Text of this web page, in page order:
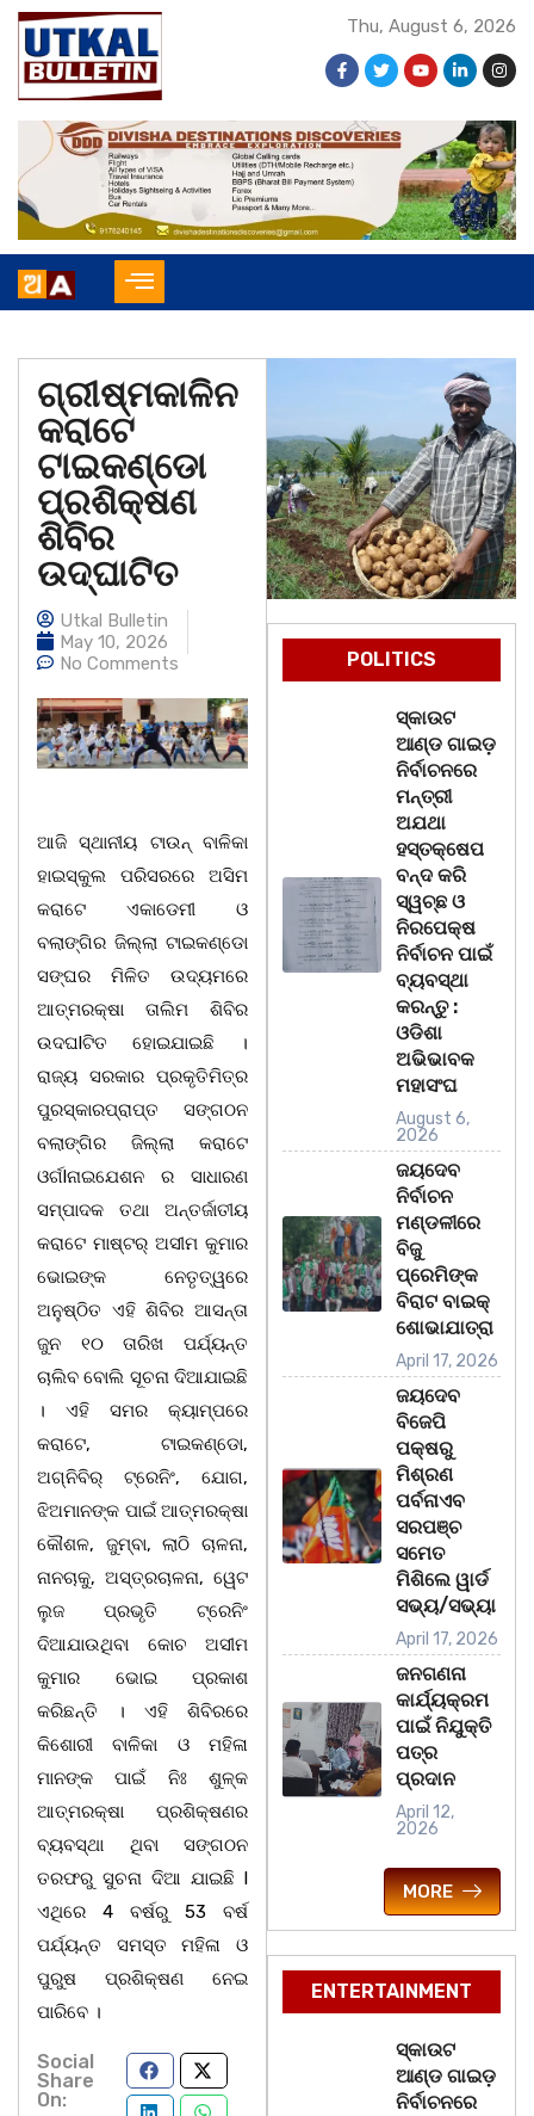
Thu, August 6, 2026
ଗ୍ରୀଷ୍ମକାଳିନ
କରାଟେ
ଟାଇକଣ୍ଡୋ
ପ୍ରଶିକ୍ଷଣ
ଶିବିର
ଉଦ୍‌ଘାଟିତ
Utkal Bulletin
May 10, 2026
No Comments
ଆଜି ସ୍ଥାନୀୟ ଟାଉନ୍ ବାଳିକା
ହାଇସ୍କୁଲ ପରିସରରେ ଅସିମ
କରାଟେ ଏକାଡେମୀ ଓ
ବଲାଙ୍ଗିର ଜିଲ୍ଲା ଟାଇକଣ୍ଡୋ
ସଙ୍ଘର ମିଳିତ ଉଦ୍ୟମରେ
ଆତ୍ମରକ୍ଷା ତାଲିମ ଶିବିର
ଉଦଘlଟିତ ହୋଇଯାଇଛି ।
ରାଜ୍ୟ ସରକାର ପ୍ରକୃତିମିତ୍ର
ପୁରସ୍କାରପ୍ରାପ୍ତ ସଙ୍ଗଠନ
ବଲାଙ୍ଗିର ଜିଲ୍ଲା କରାଟେ
ଓର୍ଗlନାଇଯେଶନ ର ସାଧାରଣ
ସମ୍ପାଦକ ତଥା ଅନ୍ତର୍ଜାତୀୟ
କରାଟେ ମାଷ୍ଟର୍ ଅସୀମ କୁମାର
ଭୋଇଙ୍କ ନେତୃତ୍ୱରେ
ଅନୁଷ୍ଠିତ ଏହି ଶିବିର ଆସନ୍ତା
ଜୁନ ୧୦ ତାରିଖ ପର୍ଯ୍ୟନ୍ତ
ଚାଲିବ ବୋଲି ସୂଚନା ଦିଆଯାଇଛି
। ଏହି ସମର କ୍ୟାମ୍ପରେ
କରାଟେ, ଟାଇକଣ୍ଡୋ,
ଅଗ୍ନିବିର୍ ଟ୍ରେନିଂ, ଯୋଗ,
ଝିଅମାନଙ୍କ ପାଇଁ ଆତ୍ମରକ୍ଷା
କୌଶଳ, ଜୁମ୍ବା, ଲାଠି ଚାଳନା,
ନାନଚାକୁ, ଅସ୍ତ୍ରଚାଳନା, ୱେଟ
ଲୁଜ ପ୍ରଭୃତି ଟ୍ରେନିଂ
ଦିଆଯାଉଥିବା କୋଚ ଅସୀମ
କୁମାର ଭୋଇ ପ୍ରକାଶ
କରିଛନ୍ତି । ଏହି ଶିବିରରେ
କିଶୋରୀ ବାଳିକା ଓ ମହିଳା
ମାନଙ୍କ ପାଇଁ ନିଃ ଶୁଳ୍କ
ଆତ୍ମରକ୍ଷା ପ୍ରଶିକ୍ଷଣର
ବ୍ୟବସ୍ଥା ଥିବା ସଙ୍ଗଠନ
ତରଫରୁ ସୁଚନା ଦିଆ ଯାଇଛି l
ଏଥିରେ 4 ବର୍ଷରୁ 53 ବର୍ଷ
ପର୍ଯ୍ୟନ୍ତ ସମସ୍ତ ମହିଳା ଓ
ପୁରୁଷ ପ୍ରଶିକ୍ଷଣ ନେଇ
ପାରିବେ ।
Social
Share
On:
POLITICS
ସ୍କାଉଟ
ଆଣ୍ଡ ଗାଇଡ଼
ନିର୍ବାଚନରେ
ମନ୍ତ୍ରୀ
ଅଯଥା
ହସ୍ତକ୍ଷେପ
ବନ୍ଦ କରି
ସ୍ୱଚ୍ଛ ଓ
ନିରପେକ୍ଷ
ନିର୍ବାଚନ ପାଇଁ
ବ୍ୟବସ୍ଥା
କରନ୍ତୁ :
ଓଡିଶା
ଅଭିଭାବକ
ମହାସଂଘ
August 6,
2026
ଜୟଦେବ
ନିର୍ବାଚନ
ମଣ୍ଡଳୀରେ
ବିଜୁ
ପ୍ରେମିଙ୍କ
ବିରାଟ ବାଇକ୍
ଶୋଭାଯାତ୍ରା
April 17, 2026
ଜୟଦେବ
ବିଜେପି
ପକ୍ଷରୁ
ମିଶ୍ରଣ
ପର୍ବନାଏବ
ସରପଞ୍ଚ
ସମେତ
ମିଶିଲେ ୱାର୍ଡ
ସଭ୍ୟ/ସଭ୍ୟା
April 17, 2026
ଜନଗଣନା
କାର୍ଯ୍ୟକ୍ରମ
ପାଇଁ ନିଯୁକ୍ତି
ପତ୍ର
ପ୍ରଦାନ
April 12,
2026
MORE
ENTERTAINMENT
ସ୍କାଉଟ
ଆଣ୍ଡ ଗାଇଡ଼
ନିର୍ବାଚନରେ